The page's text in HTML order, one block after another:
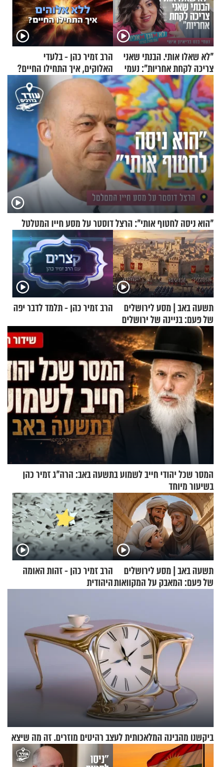
"לא שאלו אותי. הבנתי שאני
צריכה לקחת אחריות": נעמי
בנט בריאיון אישי
הרב זמיר כהן - בלעדי
האלוקים, איך התחילו החיים?
"הוא ניסה לחטוף אותי": הרצל דוסטר על מסע חייו המטלטל
תשעה באב | מסע לירושלים
של פעם: בניינה של ירושלים
הרב זמיר כהן - תלמד לדבר יפה
המסר שכל יהודי חייב לשמוע בתשעה באב: הרה"ג זמיר כהן
בשיעור מיוחד
תשעה באב | מסע לירושלים
של פעם: המאבק על המקוואות
הרב זמיר כהן - זהות האומה
היהודית
ביקשנו מהבינה המלאכותית לעצב רהיטים מוזרים. זה מה שיצא